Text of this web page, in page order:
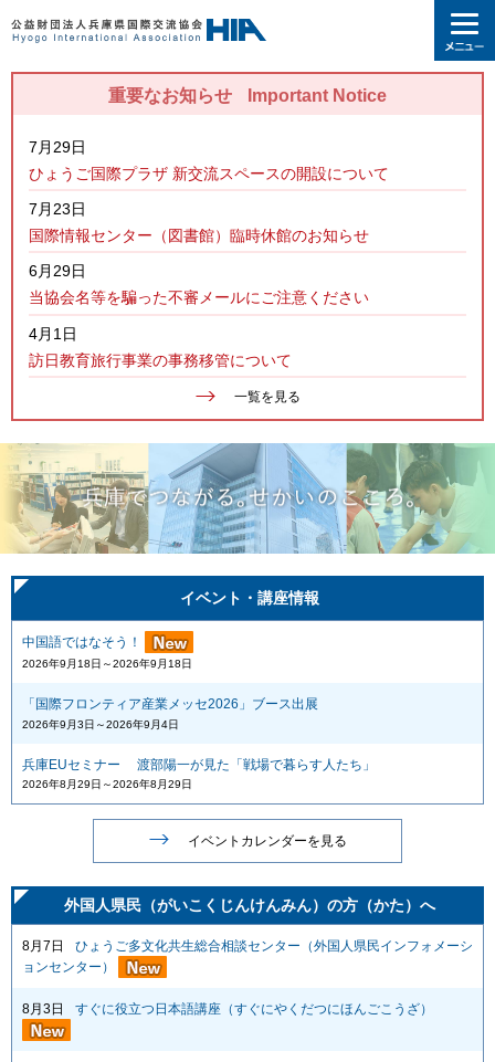
重要なお知らせ Important Notice
7月29日
ひょうご国際プラザ 新交流スペースの開設について
7月23日
国際情報センター（図書館）臨時休館のお知らせ
6月29日
当協会名等を騙った不審メールにご注意ください
4月1日
訪日教育旅行事業の事務移管について
一覧を見る
イベント・講座情報
中国語ではなそう！
2026年9月18日～2026年9月18日
「国際フロンティア産業メッセ2026」ブース出展
2026年9月3日～2026年9月4日
兵庫EUセミナー 渡部陽一が見た「戦場で暮らす人たち」
2026年8月29日～2026年8月29日
イベントカレンダーを見る
外国人県民（がいこくじんけんみん） の方（かた）へ
8月7日
ひょうご多文化共生総合相談センター（外国人県民インフォメーシ
ョンセンター）
8月3日 すぐに役立つ日本語講座（すぐにやくだつにほんごこうざ）